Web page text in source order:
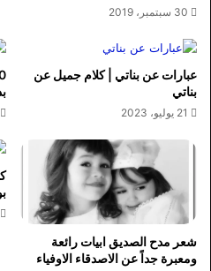
30 سبتمبر، 2019
عبارات عن بناتي | كلام جميل عن
بناتي
21 يوليو، 2023
شعر مدح الصديق ابيات رائعة
ومعبرة جداً عن الاصدقاء الاوفياء